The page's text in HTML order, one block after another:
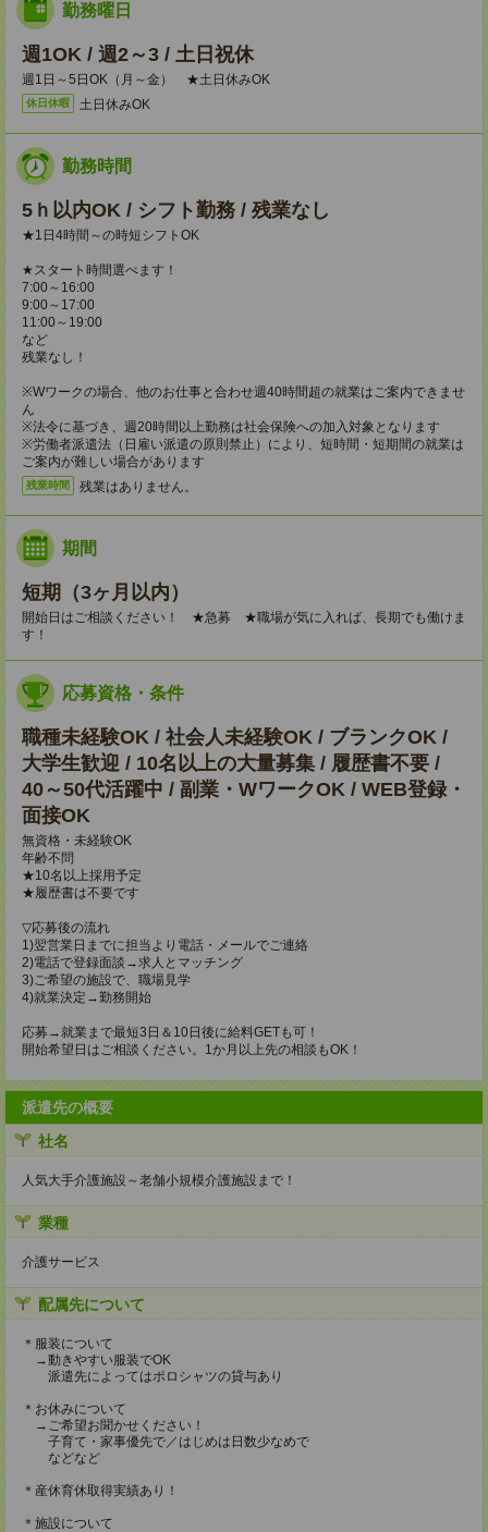
勤務曜日
週1OK / 週2～3 / 土日祝休
週1日～5日OK（月～金） ★土日休みOK
休日休暇 土日休みOK
勤務時間
5ｈ以内OK / シフト勤務 / 残業なし
★1日4時間～の時短シフトOK
★スタート時間選べます！
7:00～16:00
9:00～17:00
11:00～19:00
など
残業なし！
※Wワークの場合、他のお仕事と合わせ週40時間超の就業はご案内できませ
ん
※法令に基づき、週20時間以上勤務は社会保険への加入対象となります
※労働者派遣法（日雇い派遣の原則禁止）により、短時間・短期間の就業は
ご案内が難しい場合があります
残業時間 残業はありません。
期間
短期（3ヶ月以内）
開始日はご相談ください！ ★急募 ★職場が気に入れば、長期でも働けま
す！
応募資格・条件
職種未経験OK / 社会人未経験OK / ブランクOK /
大学生歓迎 / 10名以上の大量募集 / 履歴書不要 /
40～50代活躍中 / 副業・WワークOK / WEB登録・
面接OK
無資格・未経験OK
年齢不問
★10名以上採用予定
★履歴書は不要です
▽応募後の流れ
1)翌営業日までに担当より電話・メールでご連絡
2)電話で登録面談→求人とマッチング
3)ご希望の施設で、職場見学
4)就業決定→勤務開始
応募→就業まで最短3日＆10日後に給料GETも可！
開始希望日はご相談ください。1か月以上先の相談もOK！
派遣先の概要
社名
人気大手介護施設～老舗小規模介護施設まで！
業種
介護サービス
配属先について
＊服装について
→動きやすい服装でOK
派遣先によってはポロシャツの貸与あり
＊お休みについて
→ご希望お聞かせください！
子育て・家事優先で／はじめは日数少なめで
などなど
＊産休育休取得実績あり！
＊施設について